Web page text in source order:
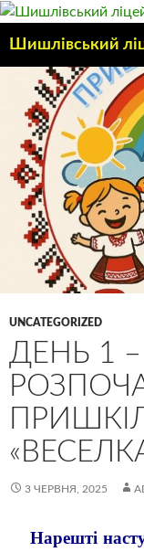
Шишлівський
UNCATEGORIZED
ДЕНЬ 1
3 ЧЕРВНЯ, 2025
Нарешті